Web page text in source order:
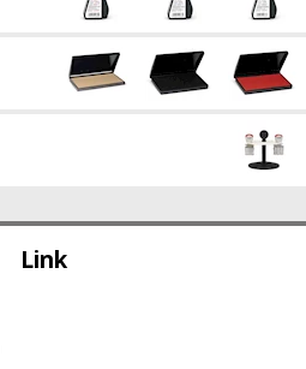
Link